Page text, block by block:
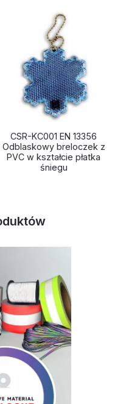
CSR-KC001 EN 13356
Odblaskowy breloczek z
PVC w kształcie płatka
śniegu